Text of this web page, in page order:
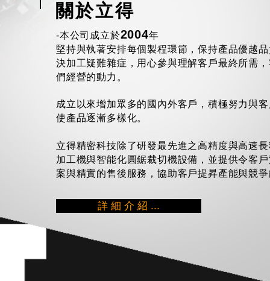
關於立得
-本公司成立於2004年
堅持與執著安排每個製程環節，保持產品優越
決加工疑難雜症，用心參與理解客戶最終所需
們經營的動力。
成立以來增加眾多的國內外客戶，積極努力與
使產品逐漸多樣化。
立得精密科技除了研發最先進之高精度與高速
加工機與智能化圓鋸裁切機設備，並提供令客
案與精實的售後服務，協助客戶提昇產能與競
詳 細 介 紹 ...